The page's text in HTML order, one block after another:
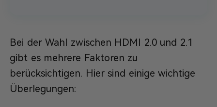
Bei der Wahl zwischen HDMI 2.0 und 2.1
gibt es mehrere Faktoren zu
berücksichtigen. Hier sind einige wichtige
Überlegungen: